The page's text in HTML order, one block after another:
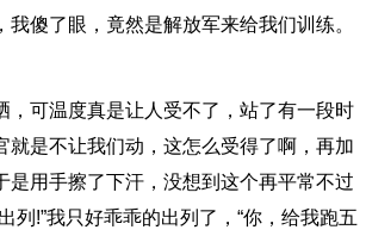
傻了眼，竟然是解放军来给我们训练。
可温度真是让人受不了，站了有一段时
是不让我们动，这怎么受得了啊，再加
是用手擦了下汗，没想到这个再平常不过
列!”我只好乖乖的出列了，“你，给我跑五